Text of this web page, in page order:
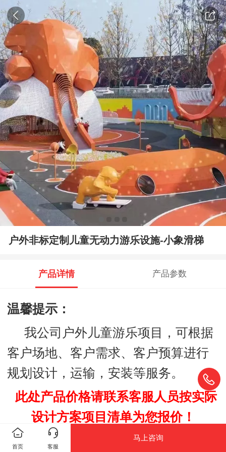
户外非标定制儿童无动力游乐设施-小象滑梯
产品详情 产品参数
温馨提示：
我公司户外儿童游乐项目，可根据
客户场地、客户需求、客户预算进行
规划设计，运输，安装等服务。
此处产品价格请联系客服人员按实际
设计方案项目清单为您报价！
主要产品：
首页 客服
马上咨询